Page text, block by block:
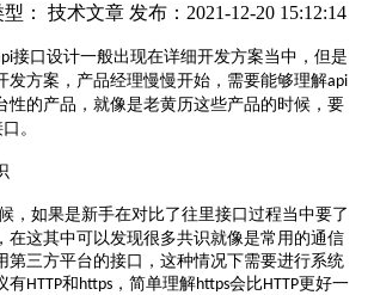
： 技术文章 发布： 2021-12-20 15:12:14
接口设计一般出现在详细开发方案当中，但是
发方案，产品经理慢慢开始，需要能够理解api
性的产品，就像是老黄历这些产品的时候，要
。
，如果是新手在对比了往里接口过程当中要了
在这其中可以发现很多共识就像是常用的通信
第三方平台的接口，这种情况下需要进行系统
有HTTP和 https ，简单理解https会比HTTP更好一